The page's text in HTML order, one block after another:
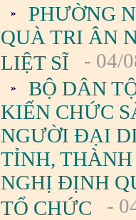
PHƯỜNG
QUÀ TRI ÂN
LIỆT SĨ
- 04/
BỘ DÂN
KIẾN CHỨC
NGƯỜI ĐẠI
TỈNH,
NGHỊ ĐỊNH
TỔ CHỨC
-